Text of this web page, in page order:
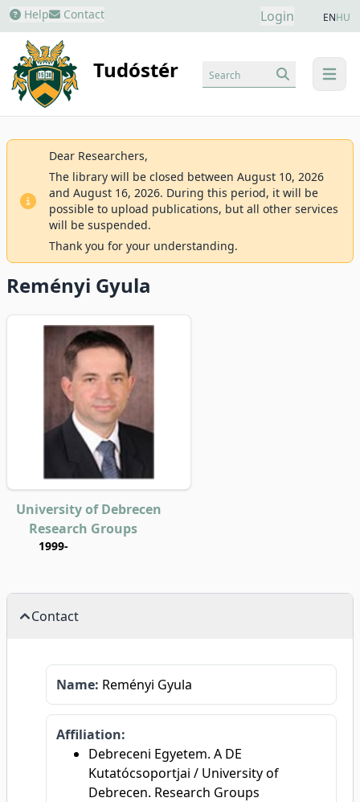
Help Contact Login ENHU
Tudóstér menu
Search
Dear Researchers,
The library will be closed between August 10, 2026
and August 16, 2026. During this period, it will be
possible to upload publications, but all other services
will be suspended.
Thank you for your understanding.
Reményi Gyula
University of Debrecen
Research Groups
1999-
Contact
Name: Reményi Gyula
Affiliation:
Debreceni Egyetem. A DE
Kutatócsoportjai / University of
Debrecen. Research Groups